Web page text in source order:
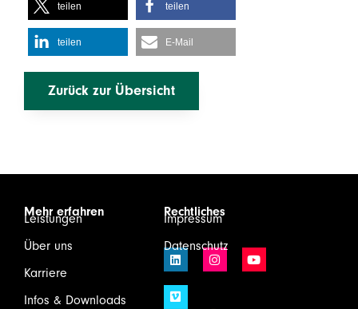
teilen teilen
teilen E-Mail
Zurück zur Übersicht
Mehr erfahren
Leistungen
Über uns
Karriere
Infos & Downloads
Rechtliches
Impressum
Datenschutz